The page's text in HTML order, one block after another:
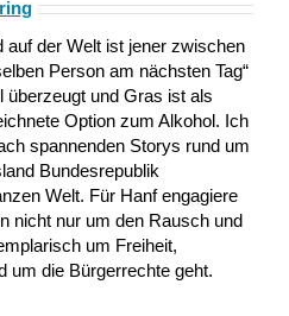
auf der Welt ist jener zwischen
Person am nächsten Tag“
und Gras ist als
Option zum Alkohol. Ich
spannenden Storys rund um
Bundesrepublik
Welt. Für Hanf engagiere
nicht nur um den Rausch und
um Freiheit,
um die Bürgerrechte geht.